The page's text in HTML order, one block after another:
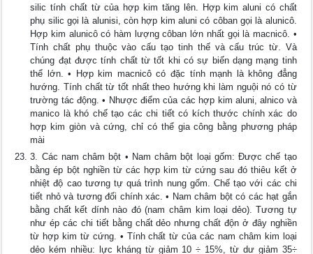
silic tính chất từ của hợp kim tăng lên. Hợp kim aluni có chất
phụ silic gọi là alunisi, còn hợp kim aluni có côban gọi là alunicô.
Hợp kim alunicô có hàm lượng côban lớn nhất gọi là macnicô. •
Tính chất phụ thuộc vào cấu tạo tinh thế và cấu trúc từ. Và
chúng đạt được tính chất từ tốt khi có sự biến dạng mạng tinh
thể lớn. • Hợp kim macnicô có đặc tính mạnh là không đẳng
hướng. Tính chất từ tốt nhất theo hướng khi làm nguội nó có từ
trường tác động. • Nhược điểm của các hợp kim aluni, alnico và
manico là khó chế tạo các chi tiết có kích thước chính xác do
hợp kim giòn và cứng, chỉ có thể gia công bằng phương pháp
mài
3. Các nam châm bột • Nam châm bột loại gốm: Được chế tạo
bằng ép bột nghiền từ các hợp kim từ cứng sau đó thiêu kết ở
nhiệt độ cao tương tự quá trình nung gốm. Chế tạo với các chi
tiết nhỏ và tương đối chính xác. • Nam châm bột có các hạt gắn
bằng chất kết dính nào đó (nam châm kim loại dẻo). Tương tự
như ép các chi tiết bằng chất dẻo nhưng chất độn ở đây nghiền
từ hợp kim từ cứng. • Tính chất từ của các nam châm kim loại
dẻo kém nhiều: lực kháng từ giảm 10 ÷ 15%, từ dư giảm 35÷